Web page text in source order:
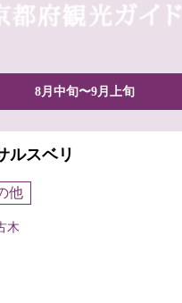
8月中旬〜9月上旬
ルスベリ
他
木